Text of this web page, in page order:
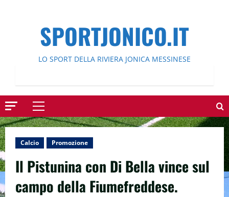
SPORTJONICO.IT
LO SPORT DELLA RIVIERA JONICA MESSINESE
Menu
principale
Calcio Promozione
Il Pistunina con Di Bella vince sul
campo della Fiumefreddese.